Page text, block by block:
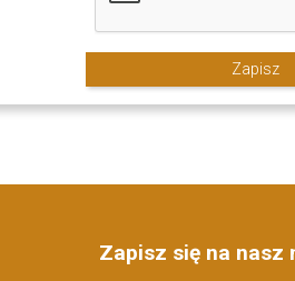
Zapisz
Zapisz się na nasz